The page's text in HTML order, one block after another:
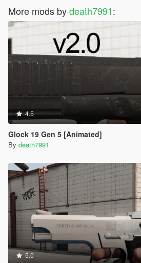
More mods bydeath7991:
4.5
Glock 19 Gen 5 [Animated]
By death7991
5.0